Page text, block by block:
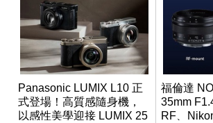
Panasonic LUMIX L10 正
式登場！高質感隨身機，
以感性美學迎接 LUMIX 25
福倫達
35mm
RF、